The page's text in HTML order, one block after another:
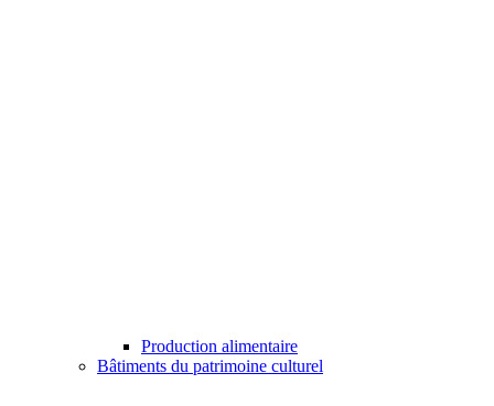
Production alimentaire
Bâtiments du patrimoine culturel